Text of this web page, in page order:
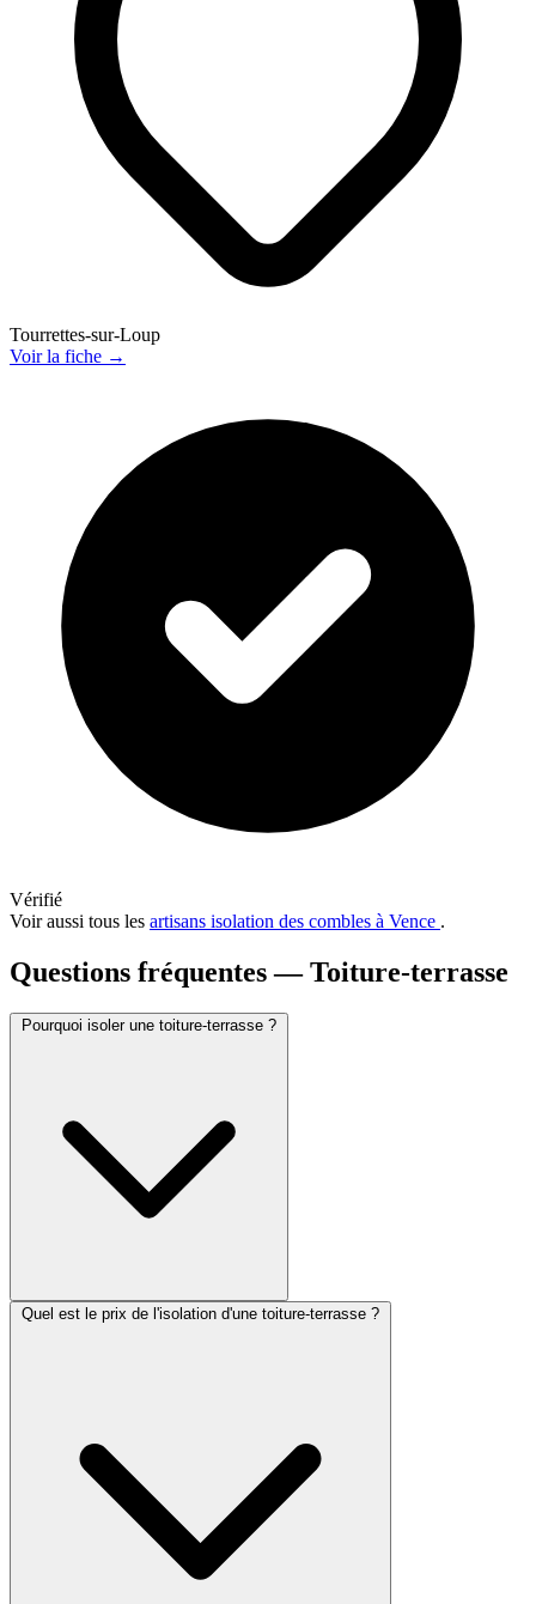
Tourrettes-sur-Loup
Voir la fiche →
Vérifié
Voir aussi tous les artisans isolation des combles à Vence .
Questions fréquentes — Toiture-terrasse
Pourquoi isoler une toiture-terrasse ?
Quel est le prix de l'isolation d'une toiture-terrasse ?